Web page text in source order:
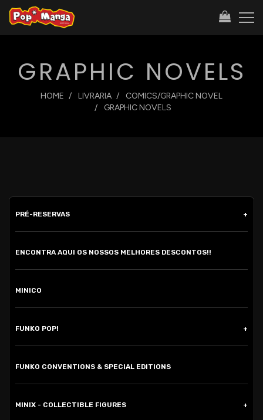
GRAPHIC NOVELS
HOME LIVRARIA
COMICS/GRAPHIC NOVEL
GRAPHIC NOVELS
PRÉ-RESERVAS
ENCONTRA AQUI OS NOSSOS MELHORES DESCONTOS!!
MINICO
FUNKO POP!
FUNKO CONVENTIONS & SPECIAL EDITIONS
MINIX - COLLECTIBLE FIGURES